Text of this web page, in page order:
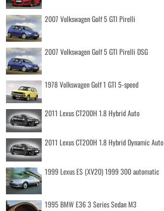
2007 Volkswagen Golf 5 GTI Pirelli
2007 Volkswagen Golf 5 GTI Pirelli DSG
1978 Volkswagen Golf 1 GTI 5-speed
2011 Lexus CT200H 1.8 Hybrid Auto
2011 Lexus CT200H 1.8 Hybrid Dynamic Auto
1999 Lexus ES (XV20) 1999 300 automatic
1995 BMW E36 3 Series Sedan M3